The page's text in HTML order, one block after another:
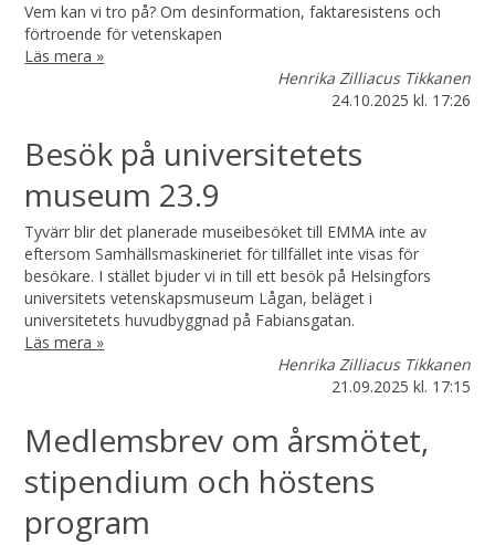
Vem kan vi tro på? Om desinformation, faktaresistens och
förtroende för vetenskapen
Läs mera »
Henrika Zilliacus Tikkanen
24.10.2025 kl. 17:26
Besök på universitetets
museum 23.9
Tyvärr blir det planerade museibesöket till EMMA inte av
eftersom Samhällsmaskineriet för tillfället inte visas för
besökare. I stället bjuder vi in till ett besök på Helsingfors
universitets vetenskapsmuseum Lågan, beläget i
universitetets huvudbyggnad på Fabiansgatan.
Läs mera »
Henrika Zilliacus Tikkanen
21.09.2025 kl. 17:15
Medlemsbrev om årsmötet,
stipendium och höstens
program